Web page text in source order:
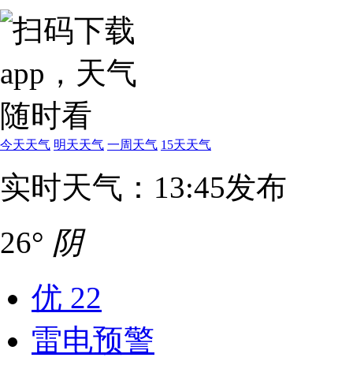
今天天气 明天天气 一周天气 15天天气
实时天气：13:45发布
26° 阴
优 22
雷电预警